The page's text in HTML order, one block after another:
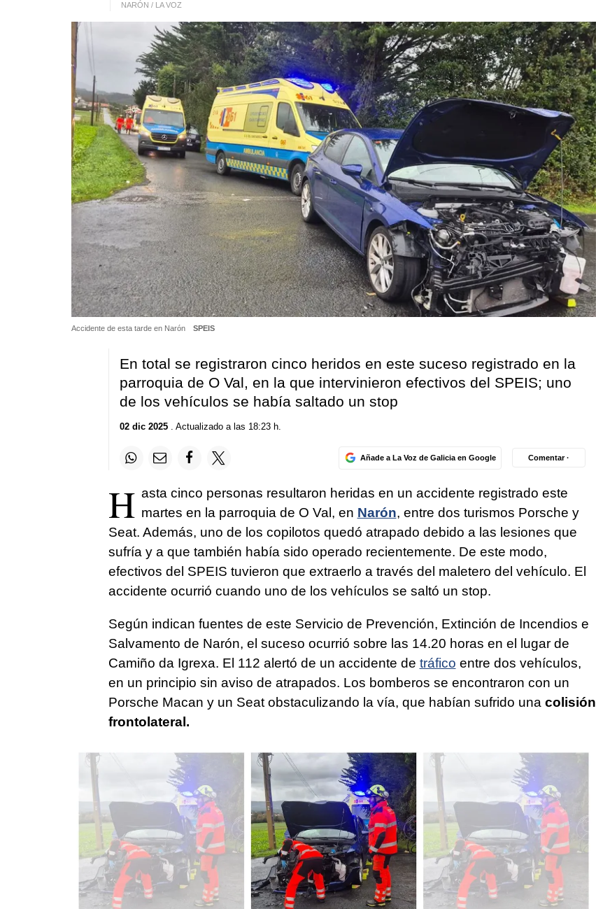
NARÓN / LA VOZ
Accidente de esta tarde en Narón SPEIS
En total se registraron cinco heridos en este suceso registrado en la
parroquia de O Val, en la que intervinieron efectivos del SPEIS; uno
de los vehículos se había saltado un stop
02 dic 2025. Actualizado a las 18:23 h.
Añade a La Voz de Galicia en Google Comentar ·
H asta cinco personas resultaron heridas en un accidente registrado este
martes en la parroquia de O Val, en Narón, entre dos turismos Porsche y
Seat. Además, uno de los copilotos quedó atrapado debido a las lesiones que
sufría y a que también había sido operado recientemente. De este modo,
efectivos del SPEIS tuvieron que extraerlo a través del maletero del vehículo. El
accidente ocurrió cuando uno de los vehículos se saltó un stop.
Según indican fuentes de este Servicio de Prevención, Extinción de Incendios e
Salvamento de Narón, el suceso ocurrió sobre las 14.20 horas en el lugar de
Camiño da Igrexa. El 112 alertó de un accidente de tráfico entre dos vehículos,
en un principio sin aviso de atrapados. Los bomberos se encontraron con un
Porsche Macan y un Seat obstaculizando la vía, que habían sufrido una colisión
frontolateral.